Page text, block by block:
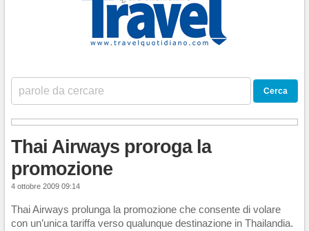
Thai Airways proroga la
promozione
4 ottobre 2009 09:14
Thai Airways prolunga la promozione che consente di volare
con un’unica tariffa verso qualunque destinazione in Thailandia.